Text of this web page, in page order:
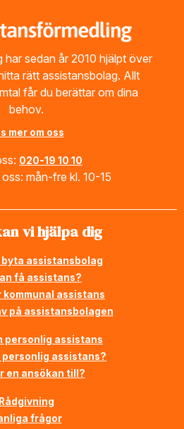
har sedan år 2010 hjälpt över
rätt assistansbolag. Allt
får du berättar om dina
behov.
mer om oss
020-19 10 10
mån-fre kl. 10-15
vi hjälpa dig
assistansbolag
få assistans?
kommunal assistans
på assistansbolagen
personlig assistans
personlig assistans?
en ansökan till?
Rådgivning
frågor